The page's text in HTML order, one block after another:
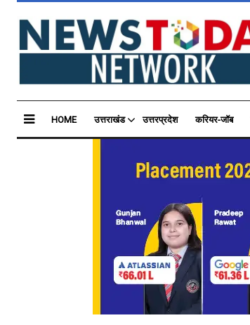
HOME उत्तराखंड उत्तरप्रदेश करियर-जॉब